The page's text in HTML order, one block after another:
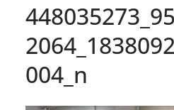
004_n